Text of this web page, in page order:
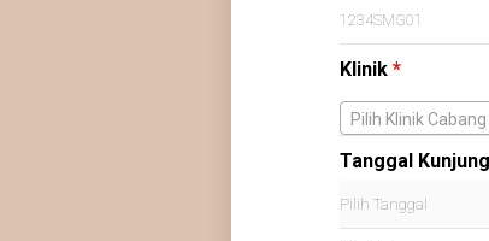
Klinik *
Pilih Klinik Cabang
Tanggal